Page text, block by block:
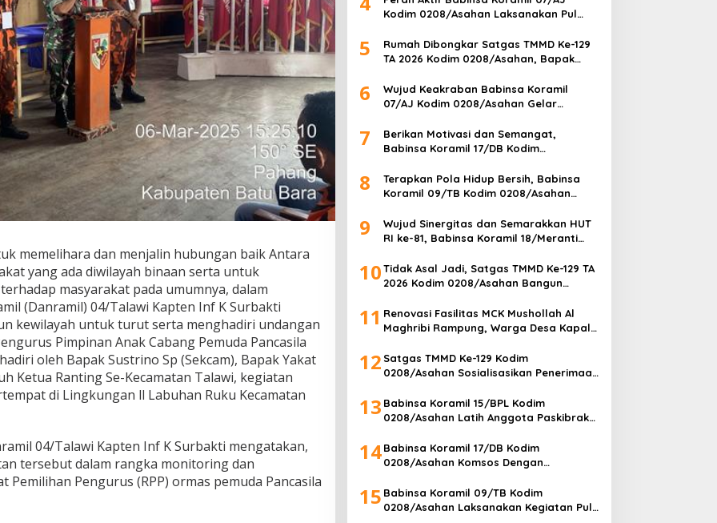
memelihara dan menjalin hubungan baik Antara
yang ada diwilayah binaan serta untuk
masyarakat pada umumnya, dalam
(Danramil) 04/Talawi Kapten Inf K Surbakti
kewilayah untuk turut serta menghadiri undangan
Pimpinan Anak Cabang Pemuda Pancasila
oleh Bapak Sustrino Sp (Sekcam), Bapak Yakat
Ketua Ranting Se-Kecamatan Talawi, kegiatan
di Lingkungan ll Labuhan Ruku Kecamatan
04/Talawi Kapten Inf K Surbakti mengatakan,
tersebut dalam rangka monitoring dan
Pemilihan Pengurus (RPP) ormas pemuda Pancasila
Kodim 0208/Asahan Laksanakan Pul
5
Rumah Dibongkar Satgas TMMD Ke-129
TA 2026 Kodim 0208/Asahan, Bapak
Rumah Layak Huni Segera Terwujud
6
Wujud Keakraban Babinsa Koramil
07/AJ Kodim 0208/Asahan Gelar
7
Berikan Motivasi dan Semangat,
Babinsa Koramil 17/DB Kodim
Pelajar Tim Drum Band
8
Terapkan Pola Hidup Bersih, Babinsa
Koramil 09/TB Kodim 0208/Asahan
Gelar Gotong Royong Lingkungan
9
Wujud Sinergitas dan Semarakkan HUT
RI ke-81, Babinsa Koramil 18/Meranti
Perangkat Desa Pasang Umbul-Umbul
10Tidak Asal Jadi, Satgas TMMD Ke-129 TA
2026 Kodim 0208/Asahan Bangun
Desa Kapal Merah
11 Renovasi Fasilitas MCK Mushollah Al
Maghribi Rampung, Warga Desa Kapal
Program TMMD Ke-129 Kodim
0208/Asahan
12 Satgas TMMD Ke-129 Kodim
0208/Asahan Sosialisasikan Penerimaan
Desa Kapal Merah
13 Babinsa Koramil 15/BPL Kodim
0208/Asahan Latih Anggota Paskibraka
14 Babinsa Koramil 17/DB Kodim
0208/Asahan Komsos Dengan
15 Babinsa Koramil 09/TB Kodim
0208/Asahan Laksanakan Kegiatan Pul